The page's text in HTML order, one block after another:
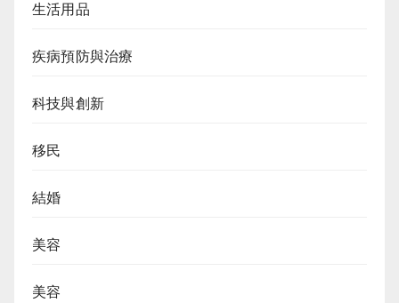
生活用品
疾病預防與治療
科技與創新
移民
結婚
美容
美容